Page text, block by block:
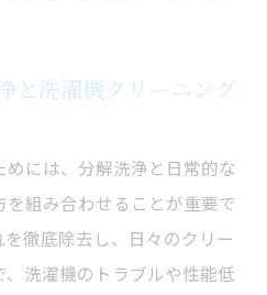
と洗濯機クリーニング
には、分解洗浄と日常的な
組み合わせることが重要で
徹底除去し、日々のクリー
洗濯機のトラブルや性能低